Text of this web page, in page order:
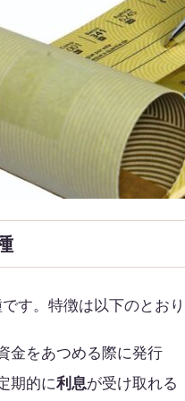
す。特徴は以下のとお
金をあつめる際に発行
期的に利息が受け取れる